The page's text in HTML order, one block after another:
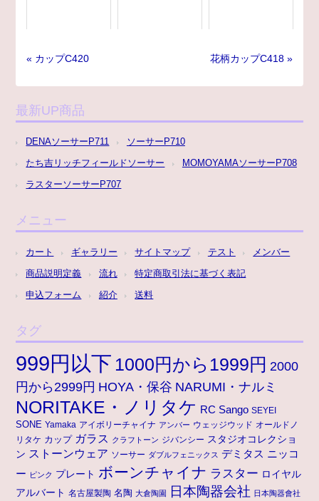
« カップC420 花柄カップC418 »
最新UP商品
DENAソーサーP711
ソーサーP710
たち吉リッチフィールドソーサー
MOMOYAMAソーサーP708
ラスターソーサーP707
メニュー
カート ギャラリー サイトマップ テスト
メンバー
商品説明定義
流れ
特定商取引法に基づく表記
申込フォーム
紹介 送料
タグ
999円以下 1000円から1999円 2000
円から2999円 HOYA・保谷 NARUMI・ナルミ
NORITAKE・ノリタケ RC Sango SEYEI
SONE Yamaka アイボリーチャイナ アンバー ウェッジウッド オールドノ
リタケ カップ ガラス クラフトーン ジバンシー スタジオコレクショ
ン ストーンウェア ソーサー ダブルフェニックス デミタス ニッコ
ー ピンク プレート ボーンチャイナ ラスター ロイヤル
アルバート 名古屋製陶 名陶 大倉陶園 日本陶器会社 日本陶器會社